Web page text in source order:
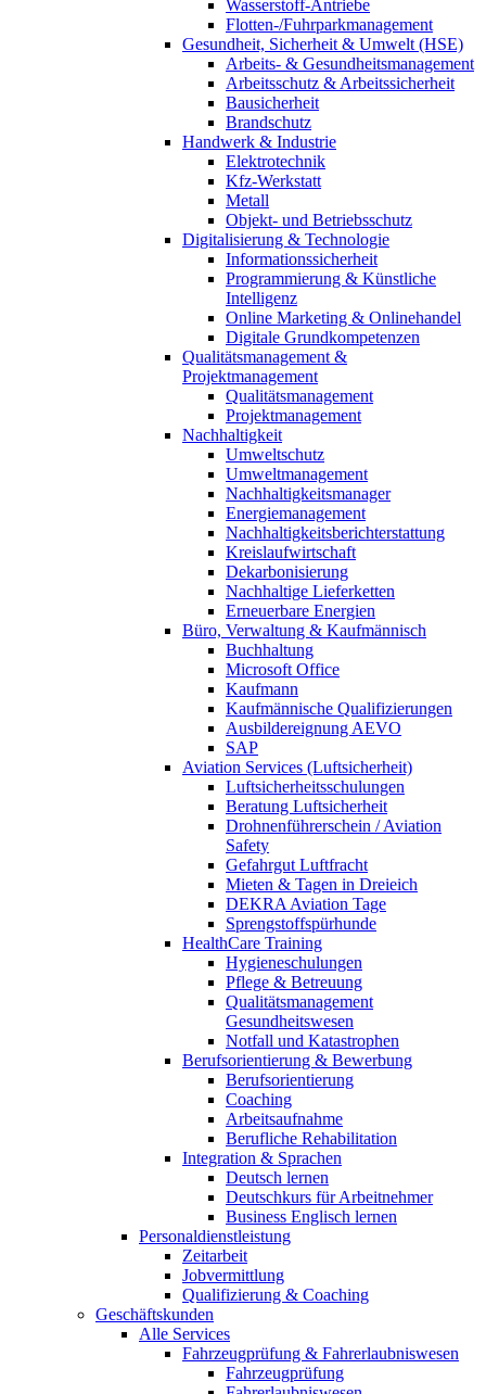
Wasserstoff-Antriebe
Flotten-/Fuhrparkmanagement
Gesundheit, Sicherheit & Umwelt (HSE)
Arbeits- & Gesundheitsmanagement
Arbeitsschutz & Arbeitssicherheit
Bausicherheit
Brandschutz
Handwerk & Industrie
Elektrotechnik
Kfz-Werkstatt
Metall
Objekt- und Betriebsschutz
Digitalisierung & Technologie
Informationssicherheit
Programmierung & Künstliche
Intelligenz
Online Marketing & Onlinehandel
Digitale Grundkompetenzen
Qualitätsmanagement &
Projektmanagement
Qualitätsmanagement
Projektmanagement
Nachhaltigkeit
Umweltschutz
Umweltmanagement
Nachhaltigkeitsmanager
Energiemanagement
Nachhaltigkeitsberichterstattung
Kreislaufwirtschaft
Dekarbonisierung
Nachhaltige Lieferketten
Erneuerbare Energien
Büro, Verwaltung & Kaufmännisch
Buchhaltung
Microsoft Office
Kaufmann
Kaufmännische Qualifizierungen
Ausbildereignung AEVO
SAP
Aviation Services (Luftsicherheit)
Luftsicherheitsschulungen
Beratung Luftsicherheit
Drohnenführerschein / Aviation
Safety
Gefahrgut Luftfracht
Mieten & Tagen in Dreieich
DEKRA Aviation Tage
Sprengstoffspürhunde
HealthCare Training
Hygieneschulungen
Pflege & Betreuung
Qualitätsmanagement
Gesundheitswesen
Notfall und Katastrophen
Berufsorientierung & Bewerbung
Berufsorientierung
Coaching
Arbeitsaufnahme
Berufliche Rehabilitation
Integration & Sprachen
Deutsch lernen
Deutschkurs für Arbeitnehmer
Business Englisch lernen
Personaldienstleistung
Zeitarbeit
Jobvermittlung
Qualifizierung & Coaching
Geschäftskunden
Alle Services
Fahrzeugprüfung & Fahrerlaubniswesen
Fahrzeugprüfung